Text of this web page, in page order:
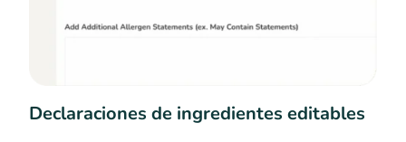
Declaraciones de ingredientes editables